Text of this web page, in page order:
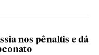
nos pênaltis e dá